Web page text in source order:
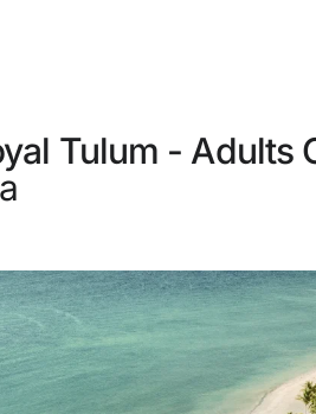
¿Olvidaste tu
o usa una de estas
Entra con
Tulum - Adults